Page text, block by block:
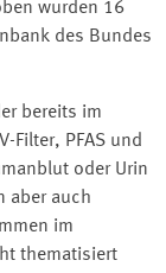
wurden 16
des Bundes
bereits im
Filter, PFAS und
oder Urin
aber auch
im
thematisiert